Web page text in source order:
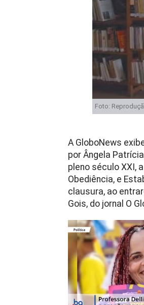
Foto:
A GloboNews
por Ângela
pleno século XXI,
Obediência, e
clausura, ao
Gois, do jornal O